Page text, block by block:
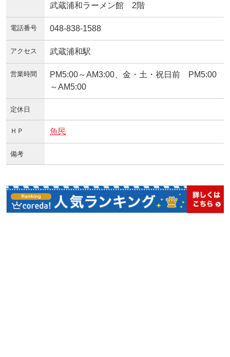
武蔵浦和ラーメン館 2階
電話番号 048-838-1588
アクセス 武蔵浦和駅
営業時間
PM5:00～AM3:00、金・土・祝日前 PM5:00
～AM5:00
定休日
ＨＰ 魚民
備考